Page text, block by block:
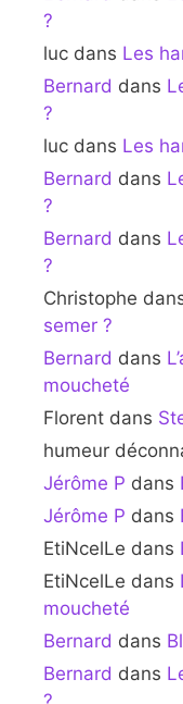
?
luc dans Les
Bernard dans
?
luc dans Les
Bernard dans
?
Bernard dans
?
Christophe
semer ?
Bernard dans
moucheté
Florent dans
humeur
Jérôme P dans
Jérôme P dans
EtiNcelLe dans
EtiNcelLe dans
moucheté
Bernard dans
Bernard dans